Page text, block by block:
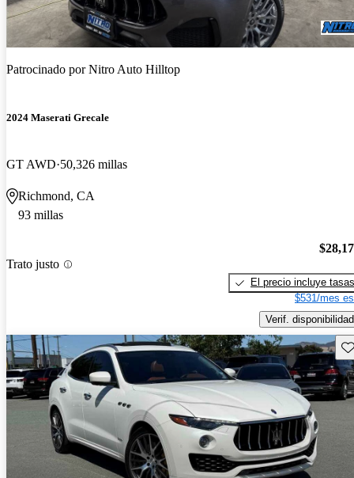
Patrocinado porNitro Auto Hilltop
2024 Maserati Grecale
GT AWD 50,326 millas
Richmond, CA
93 millas
Trato justo
El precio incluye tasas
$531/mes
Verif. disponibilidad